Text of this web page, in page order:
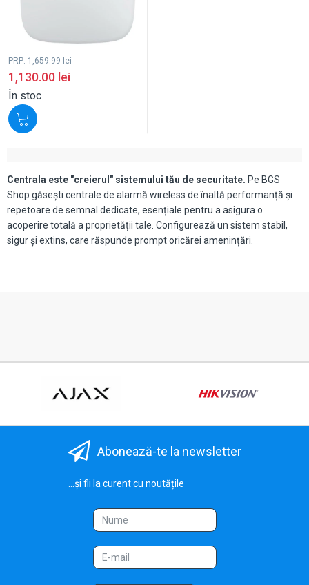
PRP: 1,659.99lei
1,130.00 lei
În stoc
Centrala este "creierul" sistemului tău de securitate. Pe BGS
Shop găsești centrale de alarmă wireless de înaltă performanță și
repetoare de semnal dedicate, esențiale pentru a asigura o
acoperire totală a proprietății tale. Configurează un sistem stabil,
sigur și extins, care răspunde prompt oricărei amenințări.
Abonează-te la newsletter
...și fii la curent cu noutățile